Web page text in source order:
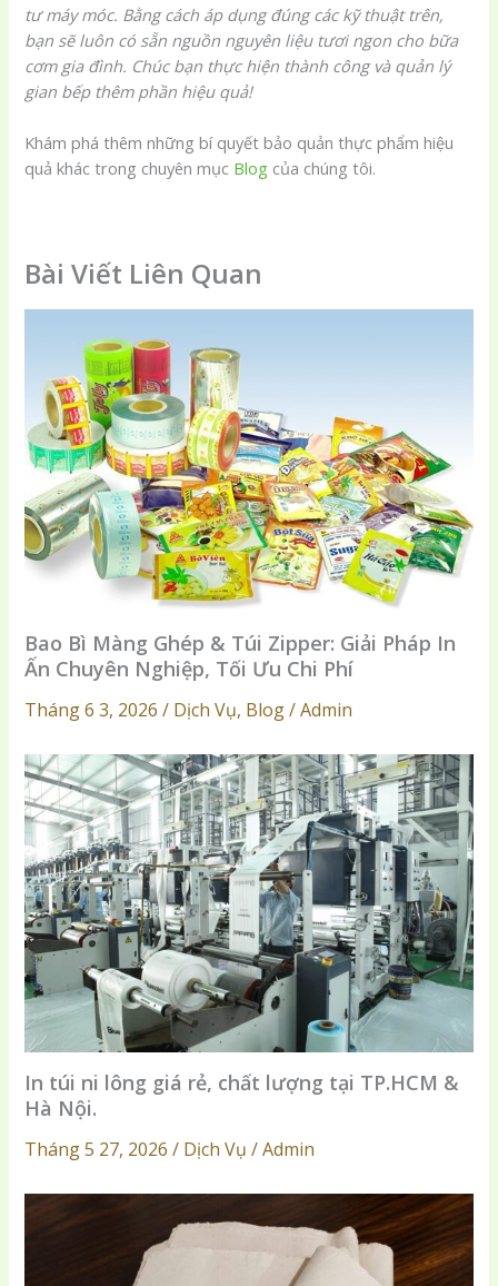
tư máy móc. Bằng cách áp dụng đúng các kỹ thuật trên,
bạn sẽ luôn có sẵn nguồn nguyên liệu tươi ngon cho bữa
cơm gia đình. Chúc bạn thực hiện thành công và quản lý
gian bếp thêm phần hiệu quả!
Khám phá thêm những bí quyết bảo quản thực phẩm hiệu
quả khác trong chuyên mục Blog của chúng tôi.
Bài Viết Liên Quan
Bao Bì Màng Ghép & Túi Zipper: Giải Pháp In
Ấn Chuyên Nghiệp, Tối Ưu Chi Phí
Tháng 6 3, 2026 / Dịch Vụ, Blog / Admin
In túi ni lông giá rẻ, chất lượng tại TP.HCM &
Hà Nội.
Tháng 5 27, 2026 / Dịch Vụ / Admin